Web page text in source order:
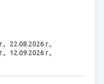
22.08.2026 г.,
12.09.2026 г.,